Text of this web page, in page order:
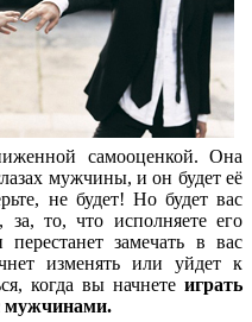
самооценкой. Она
мужчины, и он будет её
не будет! Но будет вас
за, то, что исполняете его
замечать в вас
изменять или уйдет к
когда вы начнете играть
мужчинами.